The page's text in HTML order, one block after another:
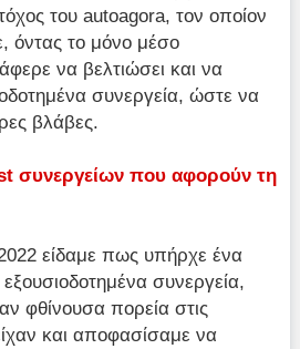
του autoagora, τον οποίον
όντας το μόνο μέσο
να βελτιώσει και να
συνεργεία, ώστε να
βλάβες.
συνεργείων που αφορούν τη
είδαμε πως υπήρχε ένα
συνεργεία,
φθίνουσα πορεία στις
και αποφασίσαμε να